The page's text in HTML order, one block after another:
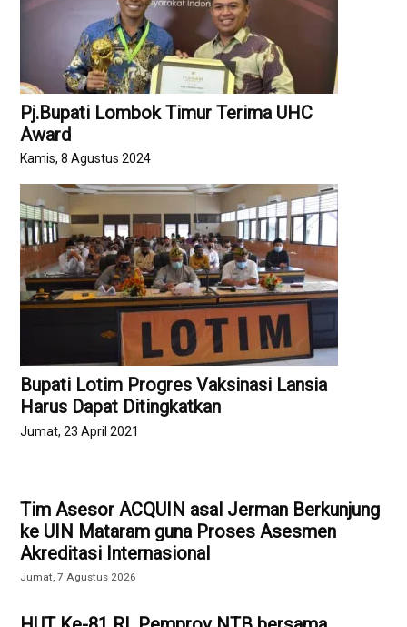
Pj.Bupati Lombok Timur Terima UHC
Award
Kamis, 8 Agustus 2024
Bupati Lotim Progres Vaksinasi Lansia
Harus Dapat Ditingkatkan
Jumat, 23 April 2021
Tim Asesor ACQUIN asal Jerman Berkunjung
ke UIN Mataram guna Proses Asesmen
Akreditasi Internasional
Jumat, 7 Agustus 2026